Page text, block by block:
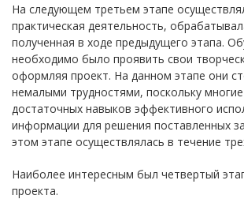
На следующем третьем этапе
практическая деятельность,
полученная в ходе предыдущего этапа.
необходимо было проявить свои
оформляя проект. На данном этапе они
немалыми трудностями, поскольку
достаточных навыков эффективного
информации для решения поставленных
этом этапе осуществлялась в течение
Наиболее интересным был четвертый
проекта.